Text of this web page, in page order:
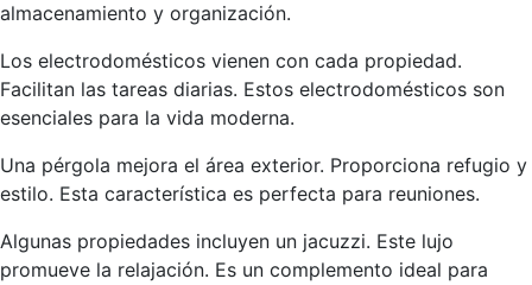
almacenamiento y organización.
Los electrodomésticos vienen con cada propiedad.
Facilitan las tareas diarias. Estos electrodomésticos son
esenciales para la vida moderna.
Una pérgola mejora el área exterior. Proporciona refugio y
estilo. Esta característica es perfecta para reuniones.
Algunas propiedades incluyen un jacuzzi. Este lujo
promueve la relajación. Es un complemento ideal para